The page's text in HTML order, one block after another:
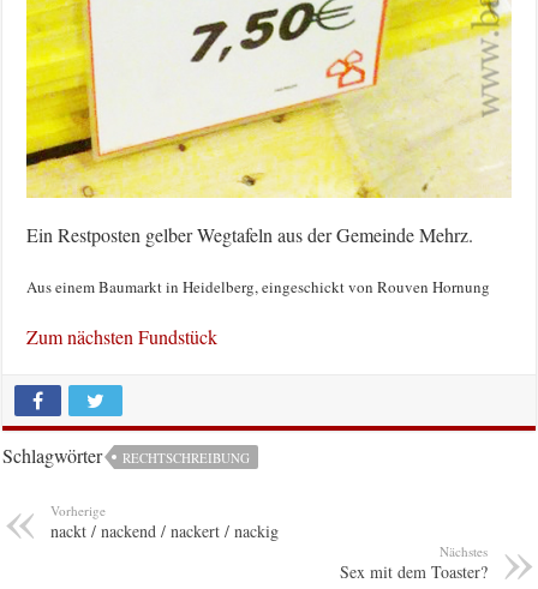
Ein Restposten gelber Wegtafeln aus der Gemeinde Mehrz.
Aus einem Baumarkt in Heidelberg, eingeschickt von Rouven Hornung
Zum nächsten Fundstück
Schlagwörter RECHTSCHREIBUNG
Vorherige
nackt / nackend / nackert / nackig
Nächstes
Sex mit dem Toaster?